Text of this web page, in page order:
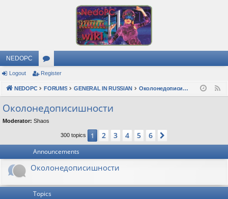
NEDOPC
or
u
s
Logout Register
NEDOPC FORUMS GENERAL IN RUSSIAN Околонедописишности
Околонедописишности
Moderator: Shaos
300 topics 1 2 3 4 5 6
Announcements
Околонедописишности
Topics